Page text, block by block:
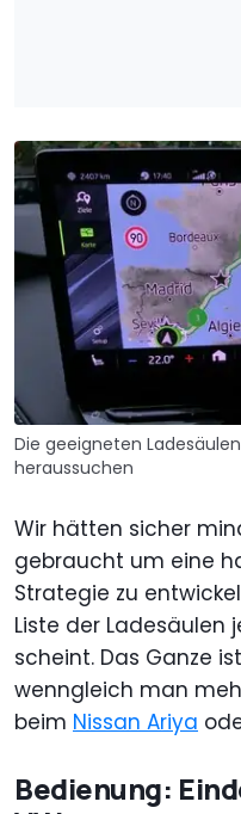
Die geeigneten
heraussuchen
Wir hätten sicher
gebraucht um eine
Strategie zu
Liste der Ladesäulen
scheint. Das Ganze
wenngleich man
beim Nissan Ariya
Bedienung: